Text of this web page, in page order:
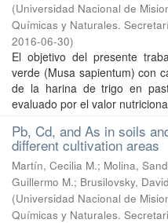
(Universidad Nacional de
Químicas y Naturales.
2016-06-30)
El objetivo del presente
verde (Musa sapientum) con
de la harina de trigo en
evaluado por el valor
Pb, Cd, and As in soils
different cultivation areas
Martín, Cecilia M.; Molina,
Guillermo M.; Brusilovsky,
(Universidad Nacional de
Químicas y Naturales.